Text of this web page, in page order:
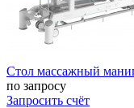
Стол массажный
по запросу
Запросить счёт